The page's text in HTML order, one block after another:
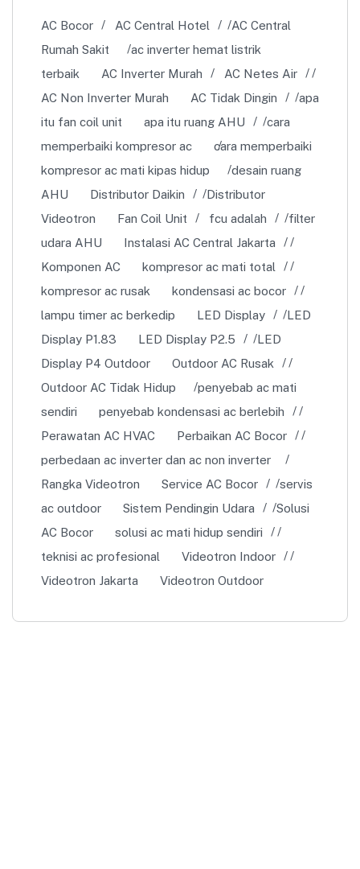
AC Bocor AC Central Hotel
AC Central
Rumah Sakit
ac inverter hemat listrik
terbaik
AC Inverter Murah
AC Netes Air
AC Non Inverter Murah
AC Tidak Dingin
apa
itu fan coil unit
apa itu ruang AHU
cara
memperbaiki kompresor ac
cara memperbaiki
kompresor ac mati kipas hidup
desain ruang
AHU
Distributor Daikin
Distributor
Videotron
Fan Coil Unit fcu adalah
filter
udara AHU
Instalasi AC Central Jakarta
Komponen AC
kompresor ac mati total
kompresor ac rusak
kondensasi ac bocor
lampu timer ac berkedip
LED Display
LED
Display P1.83
LED Display P2.5
LED
Display P4 Outdoor
Outdoor AC Rusak
Outdoor AC Tidak Hidup
penyebab ac mati
sendiri
penyebab kondensasi ac berlebih
Perawatan AC HVAC
Perbaikan AC Bocor
perbedaan ac inverter dan ac non inverter
Rangka Videotron
Service AC Bocor
servis
ac outdoor
Sistem Pendingin Udara
Solusi
AC Bocor
solusi ac mati hidup sendiri
teknisi ac profesional
Videotron Indoor
Videotron Jakarta
Videotron Outdoor